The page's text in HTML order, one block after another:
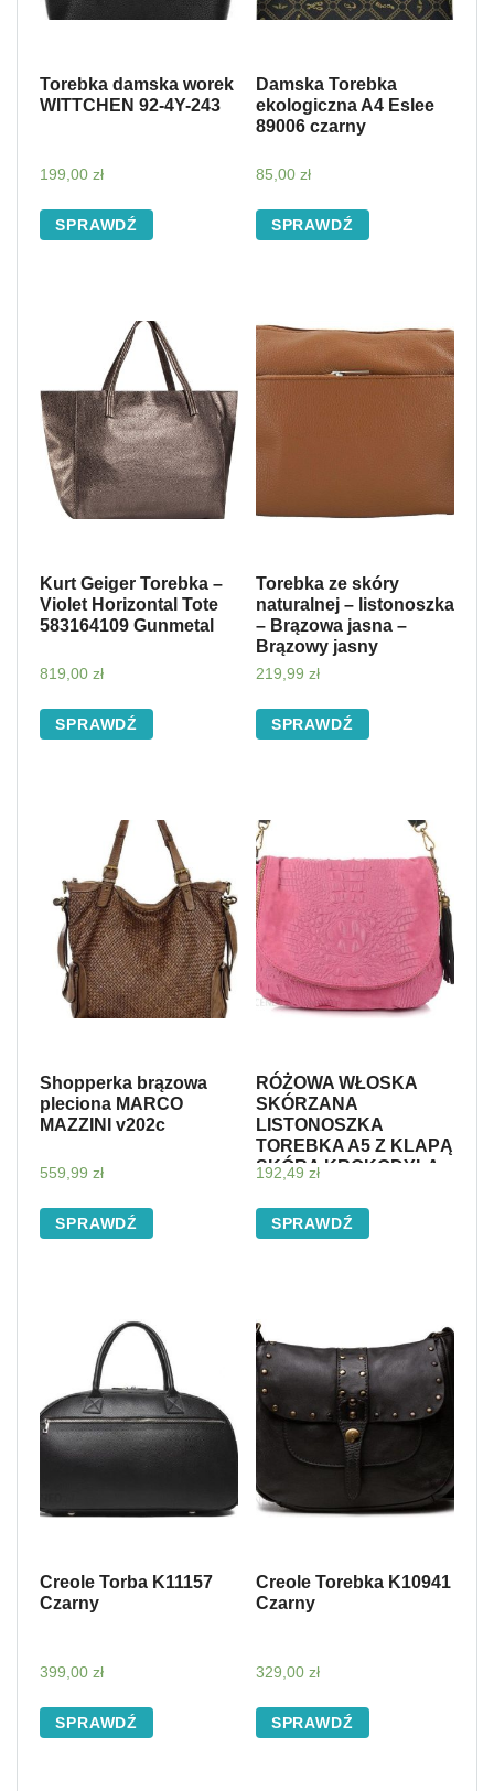
Torebka damska worek
WITTCHEN 92-4Y-243
199,00 zł
SPRAWDŹ
Damska Torebka
ekologiczna A4 Eslee
89006 czarny
85,00 zł
SPRAWDŹ
Kurt Geiger Torebka –
Violet Horizontal Tote
583164109 Gunmetal
819,00 zł
SPRAWDŹ
Torebka ze skóry
naturalnej – listonoszka
– Brązowa jasna –
Brązowy jasny
219,99 zł
SPRAWDŹ
Shopperka brązowa
pleciona MARCO
MAZZINI v202c
559,99 zł
SPRAWDŹ
RÓŻOWA WŁOSKA
SKÓRZANA
LISTONOSZKA
TOREBKA A5 Z KLAPĄ
SKÓRA KROKODYLA
192,49 zł
SPRAWDŹ
Creole Torba K11157
Czarny
399,00 zł
SPRAWDŹ
Creole Torebka K10941
Czarny
329,00 zł
SPRAWDŹ